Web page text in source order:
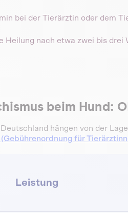
bei der Tierärztin oder dem
Heilung nach etwa zwei bis drei
beim Hund:
hängen von der
(Gebührenordnung für
Leistung